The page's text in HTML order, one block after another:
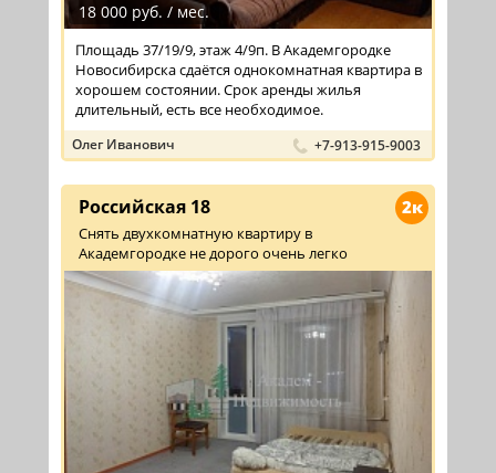
18 000 руб. / мес.
Площадь 37/19/9, этаж 4/9п. В Академгородке
Новосибирска сдаётся однокомнатная квартира в
хорошем состоянии. Срок аренды жилья
длительный, есть все необходимое.
Олег Иванович +7-913-915-9003
2к
Российская 18
Снять двухкомнатную квартиру в
Академгородке не дорого очень легко